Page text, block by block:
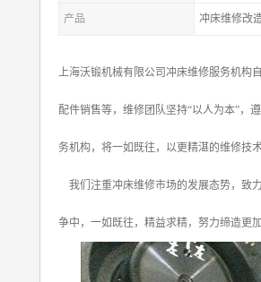
产品 冲床维修改
上海沃锻机械有限公司冲床维修服务机构
配件销售等，维修团队坚持“以人为本”，
务机构，将一如既往，以更精湛的维修技
我们注重冲床维修市场的发展态势，致
争中，一如既往，精益求精，努力缔造更